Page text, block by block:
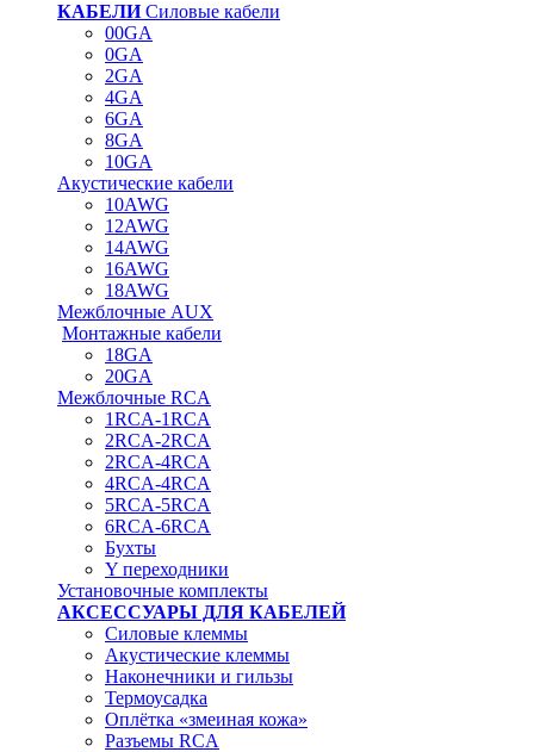
КАБЕЛИСиловые кабели
00GA
0GA
2GA
4GA
6GA
8GA
10GA
Акустические кабели
10AWG
12AWG
14AWG
16AWG
18AWG
Межблочные AUX
Монтажные кабели
18GA
20GA
Межблочные RCA
1RCA-1RCA
2RCA-2RCA
2RCA-4RCA
4RCA-4RCA
5RCA-5RCA
6RCA-6RCA
Бухты
Y переходники
Установочные комплекты
АКСЕССУАРЫ ДЛЯ КАБЕЛЕЙ
Силовые клеммы
Акустические клеммы
Наконечники и гильзы
Термоусадка
Oплётка «змеиная кожа»
Разъемы RCA